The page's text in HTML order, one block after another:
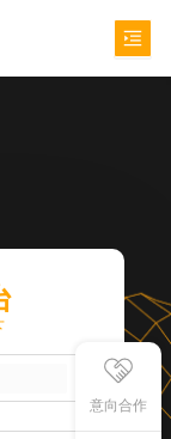
意向合作